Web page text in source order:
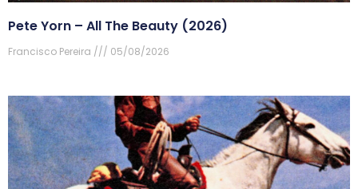
Pete Yorn – All The Beauty (2026)
Francisco Pereira 05/08/2026